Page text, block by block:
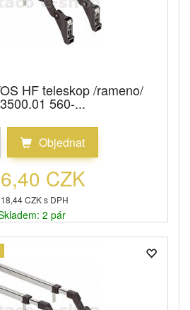
HF teleskop /rameno/
560-...
Objednat
CZK
CZK s DPH
2 pár